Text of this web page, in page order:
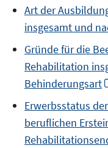
Art der
insgesamt und
Gründe für die
Rehabilitation
Behinderungsart
Erwerbsstatus
beruflichen